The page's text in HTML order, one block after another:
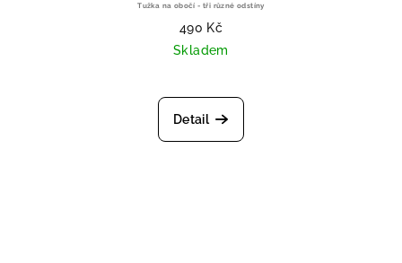
Tužka na obočí - tři různé odstíny
490 Kč
Skladem
Detail